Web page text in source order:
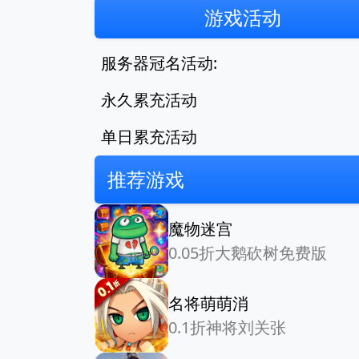
游戏活动
服务器冠名活动:
永久累充活动
单日累充活动
推荐游戏
魔物迷宫
0.05折大鹅砍树免费版
名将萌萌消
0.1折神将刘关张